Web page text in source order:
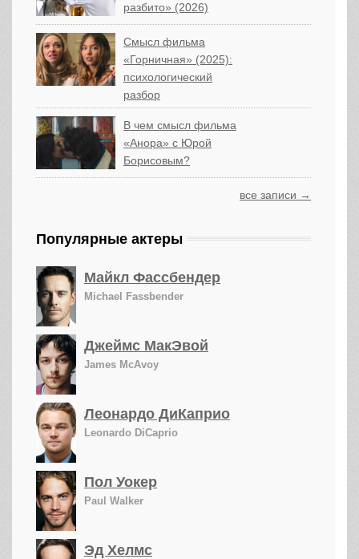
разбито» (2026)
Смысл фильма
«Горничная» (2025):
психологический
разбор
В чем смысл фильма
«Анора» с Юрой
Борисовым?
все записи →
Популярные актеры
Майкл Фассбендер
Michael Fassbender
Джеймс МакЭвой
James McAvoy
Леонардо ДиКаприо
Leonardo DiCaprio
Пол Уокер
Paul Walker
Эд Хелмс